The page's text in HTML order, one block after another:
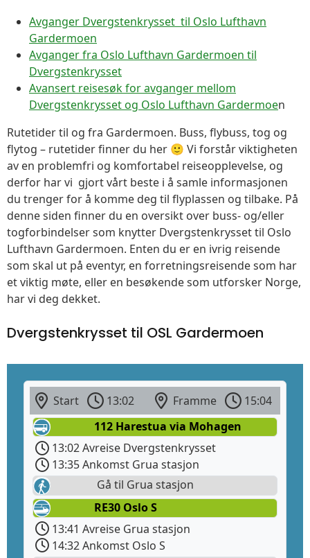
Avganger Dvergstenkrysset til Oslo Lufthavn
Gardermoen
Avganger fra Oslo Lufthavn Gardermoen til
Dvergstenkrysset
Avansert reisesøk for avganger mellom
Dvergstenkrysset og Oslo Lufthavn Gardermoen
Rutetider til og fra Gardermoen. Buss, flybuss, tog og
flytog – rutetider finner du her 🙂 Vi forstår viktigheten
av en problemfri og komfortabel reiseopplevelse, og
derfor har vi gjort vårt beste i å samle informasjonen
du trenger for å komme deg til flyplassen og tilbake. På
denne siden finner du en oversikt over buss- og/eller
togforbindelser som knytter Dvergstenkrysset til Oslo
Lufthavn Gardermoen. Enten du er en ivrig reisende
som skal ut på eventyr, en forretningsreisende som har
et viktig møte, eller en besøkende som utforsker Norge,
har vi deg dekket.
Dvergstenkrysset til OSL Gardermoen
Start 13:02 Framme
15:04
112 Harestua via Mohagen
13:02 Avreise Dvergstenkrysset
13:35 Ankomst Grua stasjon
Gå til Grua stasjon
RE30 Oslo S
13:41 Avreise Grua stasjon
14:32 Ankomst Oslo S